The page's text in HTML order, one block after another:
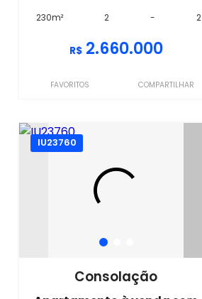
230m² 2 - 2
R$ 2.660.000
FAVORITOS COMPARTILHAR
IU23760
Consolação